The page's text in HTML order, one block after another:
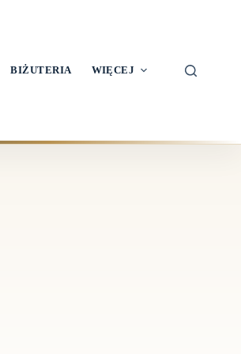
BIŻUTERIA WIĘCEJ